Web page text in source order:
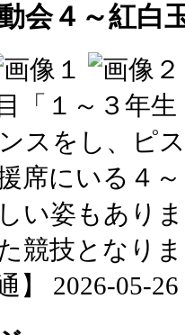
会４～紅白
「１～３年
スをし、ピ
席にいる４
い姿もあり
競技となり
】 2026-05-